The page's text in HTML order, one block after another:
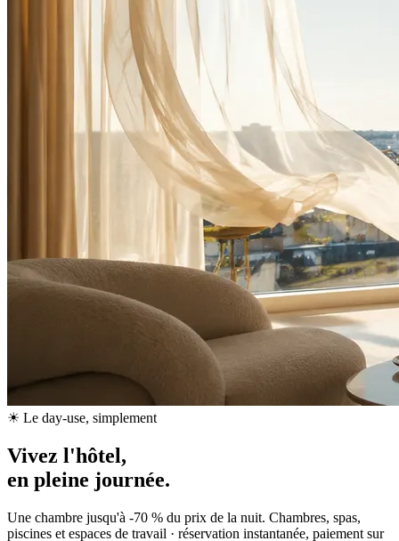
☀ Le day-use, simplement
Vivez l'hôtel,
en pleine journée.
Une chambre jusqu'à -70 % du prix de la nuit. Chambres, spas,
piscines et espaces de travail · réservation instantanée, paiement sur